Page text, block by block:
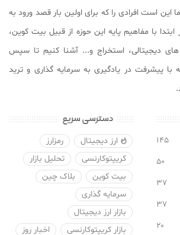
است افرادی را که برای اولین بار قصد ورود به
ابتدا با مفاهیم پایه این حوزه از قبیل بیت کوین،
دیجیتالی، استخراج و... آشنا کنیم تا سپس
با پیشرفت در یادگیری به سرمایه گذاری و ترید
۱۴۵
۵۰
۳۷
۳۷
۲۰
دسترسی سریع
 ارز دیجیتال
رمزارز
کریپتوکارنسی
تحلیل بازار
بیت کوین
بلاک چین
سرمایه گذاری
بازار ارز دیجیتال
بازار کریپتوکارنسی
اخبار روز